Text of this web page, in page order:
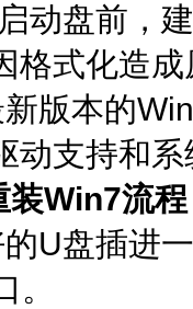
动盘前，
格式化造
版本的
动支持和
装Win7流程
U盘插进